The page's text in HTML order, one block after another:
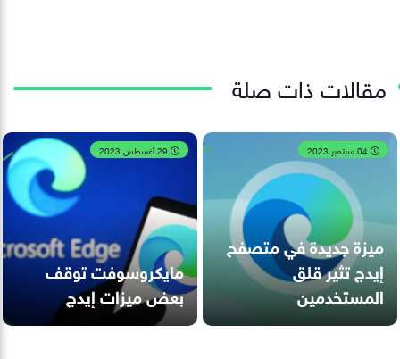
مقالات ذات صلة
ميزة جديدة في متصفح
إيدج تثير قلق
المستخدمين
مايكروسوفت توقف
بعض ميزات إيدج